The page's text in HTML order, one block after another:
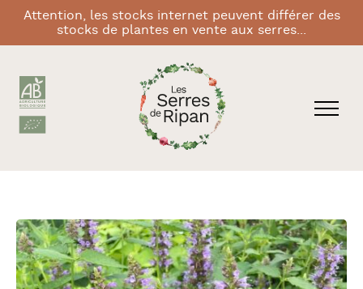
Attention, les stocks internet peuvent différer des
stocks de plantes en vente aux serres...